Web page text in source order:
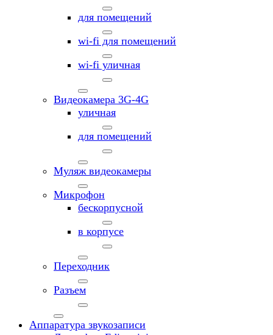
для помещений
wi-fi для помещений
wi-fi уличная
Видеокамера 3G-4G
уличная
для помещений
Муляж видеокамеры
Микрофон
бескорпусной
в корпусе
Переходник
Разъем
Аппаратура звукозаписи